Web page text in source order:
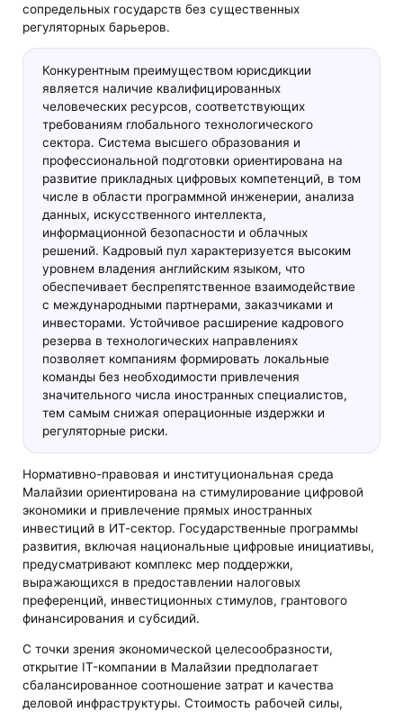
сопредельных государств без существенных
регуляторных барьеров.
Конкурентным преимуществом юрисдикции
является наличие квалифицированных
человеческих ресурсов, соответствующих
требованиям глобального технологического
сектора. Система высшего образования и
профессиональной подготовки ориентирована на
развитие прикладных цифровых компетенций, в том
числе в области программной инженерии, анализа
данных, искусственного интеллекта,
информационной безопасности и облачных
решений. Кадровый пул характеризуется высоким
уровнем владения английским языком, что
обеспечивает беспрепятственное взаимодействие
с международными партнерами, заказчиками и
инвесторами. Устойчивое расширение кадрового
резерва в технологических направлениях
позволяет компаниям формировать локальные
команды без необходимости привлечения
значительного числа иностранных специалистов,
тем самым снижая операционные издержки и
регуляторные риски.
Нормативно-правовая и институциональная среда
Малайзии ориентирована на стимулирование цифровой
экономики и привлечение прямых иностранных
инвестиций в ИТ-сектор. Государственные программы
развития, включая национальные цифровые инициативы,
предусматривают комплекс мер поддержки,
выражающихся в предоставлении налоговых
преференций, инвестиционных стимулов, грантового
финансирования и субсидий.
С точки зрения экономической целесообразности,
открытие IT-компании в Малайзии предполагает
сбалансированное соотношение затрат и качества
деловой инфраструктуры. Стоимость рабочей силы,